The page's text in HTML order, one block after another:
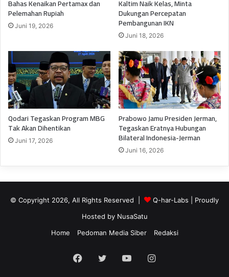
Bahas Kenaikan Pertamax dan
Pelemahan Rupiah
Juni 19, 2026
Kaltim Naik Kelas, Minta
Dukungan Percepatan
Pembangunan IKN
Juni 18, 2026
Qodari Tegaskan Program MBG
Tak Akan Dihentikan
Juni 17, 2026
Prabowo Jamu Presiden Jerman,
Tegaskan Eratnya Hubungan
Bilateral Indonesia-Jerman
Juni 16, 2026
© Copyright 2026, All Rights Reserved | Q-har-Labs | Proudly
Hosted by NusaSatu
Home
Pedoman Media Siber Redaksi
Facebook
TwitterYouTubeInstagram